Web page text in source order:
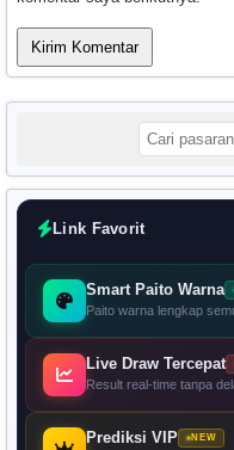
Link Favorit
Smart Paito Warna
Paito warna lengkap
Live Draw Tercepat
Result real-time tanpa
Prediksi VIP NEW